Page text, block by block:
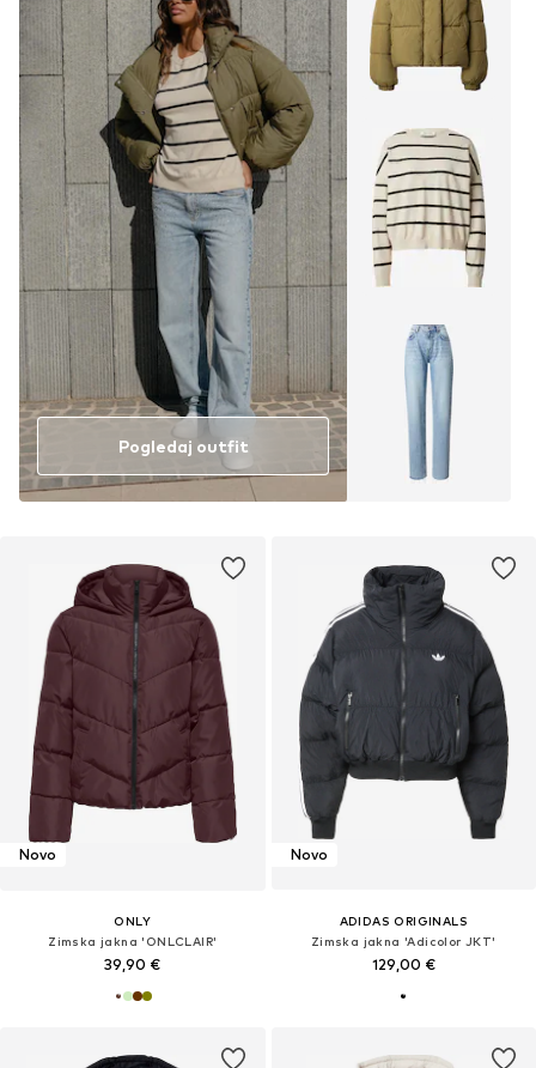
Pogledaj outfit
Novo
ONLY
Zimska jakna 'ONLCLAIR'
39,90 €
Novo
ADIDAS ORIGINALS
Zimska jakna 'Adicolor JKT'
129,00 €